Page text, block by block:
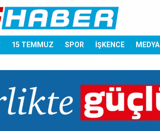
15 TEMMUZ SPOR İŞKENCE MEDYA